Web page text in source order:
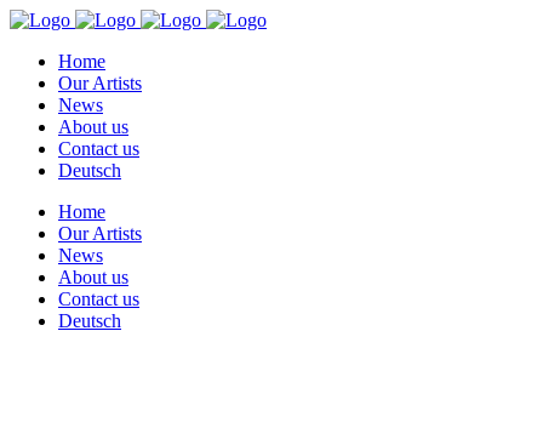
Home
Our Artists
News
About us
Contact us
Deutsch
Home
Our Artists
News
About us
Contact us
Deutsch